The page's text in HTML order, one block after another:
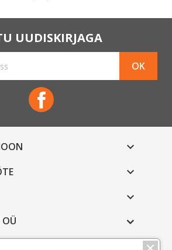
UUDISKIRJAGA



OÜ